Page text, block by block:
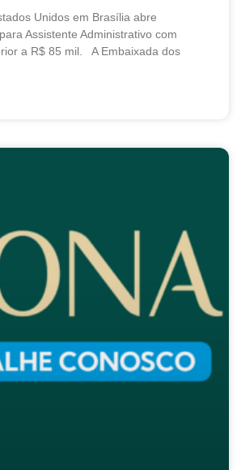
Unidos em Brasília abre
Assistente Administrativo com
a R$ 85 mil. A Embaixada dos